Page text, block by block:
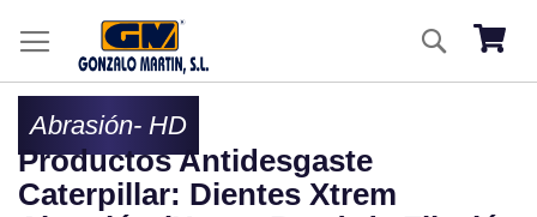
Mi
Buscar
Abrasión- HD
Productos Antidesgaste
Caterpillar: Dientes Xtrem